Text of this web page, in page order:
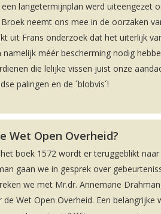
langetermijnplan werd uiteengezet
neemt ons mee in de oorzaken
uit Frans onderzoek dat het uiterlijk
méér bescherming nodig
die lelijke vissen juist onze
palingen en de ´blobvis´!
Wet Open Overheid?
boek 1572 wordt er teruggeblikt naar
gaan we in gesprek over
we met Mr.dr. Annemarie
Wet Open Overheid. Een belangrijke